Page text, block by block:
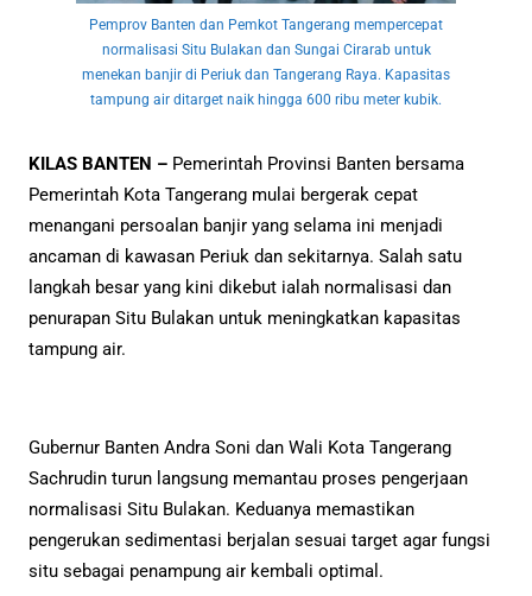
Pemprov Banten dan Pemkot Tangerang mempercepat
normalisasi Situ Bulakan dan Sungai Cirarab untuk
menekan banjir di Periuk dan Tangerang Raya. Kapasitas
tampung air ditarget naik hingga 600 ribu meter kubik.
KILAS BANTEN – Pemerintah Provinsi Banten bersama
Pemerintah Kota Tangerang mulai bergerak cepat
menangani persoalan banjir yang selama ini menjadi
ancaman di kawasan Periuk dan sekitarnya. Salah satu
langkah besar yang kini dikebut ialah normalisasi dan
penurapan Situ Bulakan untuk meningkatkan kapasitas
tampung air.
Gubernur Banten Andra Soni dan Wali Kota Tangerang
Sachrudin turun langsung memantau proses pengerjaan
normalisasi Situ Bulakan. Keduanya memastikan
pengerukan sedimentasi berjalan sesuai target agar fungsi
situ sebagai penampung air kembali optimal.